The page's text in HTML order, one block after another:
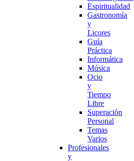
Espiritualidad
Gastronomía
y
Licores
Guía
Práctica
Informática
Música
Ocio
y
Tiempo
Libre
Superación
Personal
Temas
Varios
Profesionales
y